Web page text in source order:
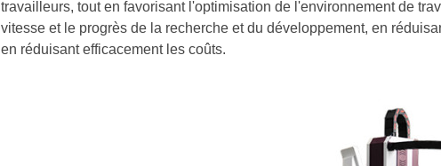
travailleurs, tout en favorisant l'optimisation de l'environnement de
vitesse et le progrès de la recherche et du développement, en
en réduisant efficacement les coûts.